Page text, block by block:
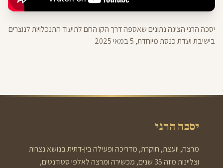
בישיבת ועדת כנסת מיוחדת, 5 במאי 2025
יסכה הרני
מרצה, יועצת, חוקרת, מדריכה ופעילה בין-דתית בנושא נצרות
וצליינות מזה 35 שנים, מכשירה ומרצה לאלפי סטודנטים,